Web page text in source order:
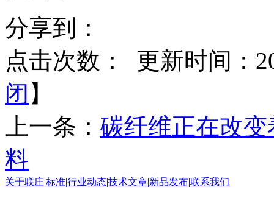
分享到：
点击次数：
更新时间：
闭 】
上一条： 碳纤维正在改
料
关于联庄标准行业动态技术文章 新品发布联系我们